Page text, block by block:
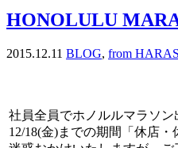
HONOLULU
2015.12.11 BLOG, from
社員全員でホノルルマラソン
12/18(金)までの期間「休店